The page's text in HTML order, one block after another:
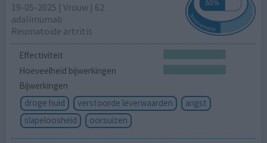
19-05-2025 | Vrouw | 62
adalimumab
Reumatoïde artritis
Effectiviteit
Hoeveelheid bijwerkingen
Bijwerkingen
droge huid
verstoorde leverwaarden
angst
slapeloosheid
oorsuizen